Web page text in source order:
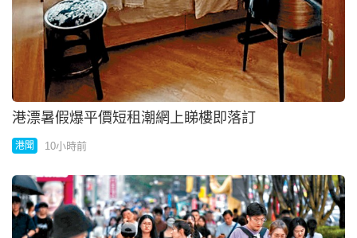
港漂暑假爆平價短租潮網上睇樓即落訂
港聞 10小時前